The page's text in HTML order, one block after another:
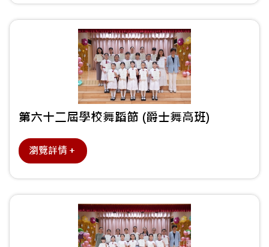
第六十二屆學校舞蹈節 (爵士舞高班)
瀏覽詳情＋